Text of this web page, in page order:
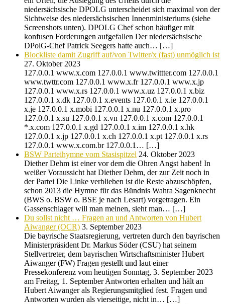
niedersächsische DPOLG unterscheidet sich maximal von der
Sichtweise des niedersächsischen Innenministeriums (siehe
Screenshots unten). DPOLG Chef schon häufiger mit
konfusen Forderungen aufgefallen Der niedersächsische
DPolG-Chef Patrick Seegers hatte auch… […]
Blockliste damit Zugriff auf/von Twitter/x (fast) unmöglich ist
27. Oktober 2023
127.0.0.1 www.x.com 127.0.0.1 www.twittter.com 127.0.0.1
www.twttr.com 127.0.0.1 www.x.fr 127.0.0.1 www.x.jp
127.0.0.1 www.x.rs 127.0.0.1 www.x.uz 127.0.0.1 x.biz
127.0.0.1 x.dk 127.0.0.1 x.events 127.0.0.1 x.ie 127.0.0.1
x.je 127.0.0.1 x.mobi 127.0.0.1 x.nu 127.0.0.1 x.pro
127.0.0.1 x.su 127.0.0.1 x.vn 127.0.0.1 x.com 127.0.0.1
*.x.com 127.0.0.1 x.gd 127.0.0.1 x.im 127.0.0.1 x.hk
127.0.0.1 x.jp 127.0.0.1 x.ch 127.0.0.1 x.pt 127.0.0.1 x.rs
127.0.0.1 www.x.com.br 127.0.0.1… […]
BSW Parteihymne vom Stasispitzel 24. Oktober 2023
Diether Dehm ist einer vor dem die Ohren Angst haben! In
weißer Voraussicht hat Diether Dehm, der zur Zeit noch in
der Partei Die Linke verblieben ist die Reste abzuschöpfen,
schon 2013 die Hymne für das Bündnis Wahra Sagenknecht
(BWS o. BSW o. BSE je nach Lesart) vorgetragen. Ein
Gassenschlager will man meinen, sieht man… […]
Du sollst nicht … Fragen an und Antworten von Hubert
Aiwanger (OCR) 3. September 2023
Die bayrische Staatsregierung, vertreten durch den bayrischen
Ministerpräsident Dr. Markus Söder (CSU) hat seinem
Stellvertreter, dem bayrischen Wirtschaftsminister Hubert
Aiwanger (FW) Fragen gestellt und laut einer
Pressekonferenz vom heutigen Sonntag, 3. September 2023
am Freitag, 1. September Antworten erhalten und hält an
Hubert Aiwanger als Regierungsmitglied fest. Fragen und
Antworten wurden als vierseitige, nicht in… […]